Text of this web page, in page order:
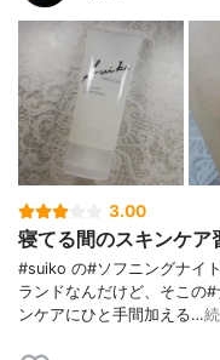
3.00
寝てる間のスキンケア
#suiko の#ソフニングナイ
ランドなんだけど、そこの
ンケアにひと手間加える…